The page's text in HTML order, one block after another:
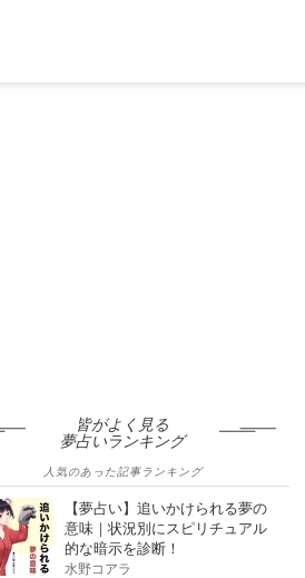
皆がよく見る
夢占いランキング
人気のあった記事ランキング
【夢占い】追いかけられる夢の
意味｜状況別にスピリチュアル
的な暗示を診断！
水野コアラ